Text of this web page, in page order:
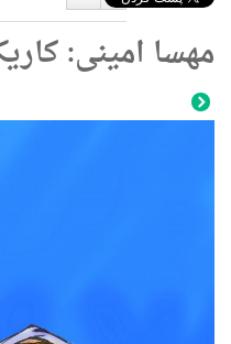
دوست
نداشتن
مهسا امینی: